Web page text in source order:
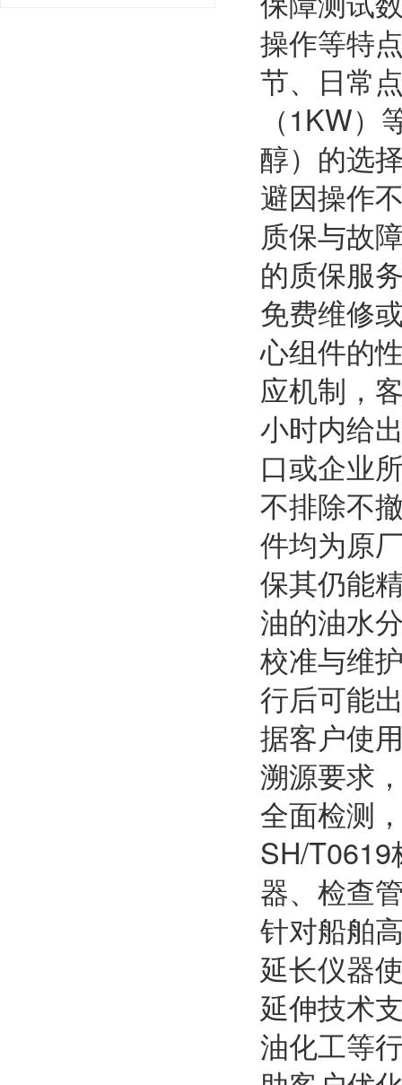
操作等特
节、日常
（1KW
醇）的选
避因操作
质保与故
的质保服
免费维修
心组件的
应机制，
小时内给
口或企业
不排除不
件均为原
保其仍能
油的油水
校准与维
行后可能
据客户使
溯源要求
全面检测
SH/T0619
器、检查
针对船舶
延长仪器
延伸技术
油化工等